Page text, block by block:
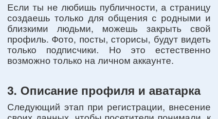
Если ты не любишь публичности, а страницу
создаешь только для общения с родными и
близкими людьми, можешь закрыть свой
профиль. Фото, посты, сторисы, будут видеть
только подписчики. Но это естественно
возможно только на личном аккаунте.
3. Описание профиля и аватарка
Следующий этап при регистрации, внесение